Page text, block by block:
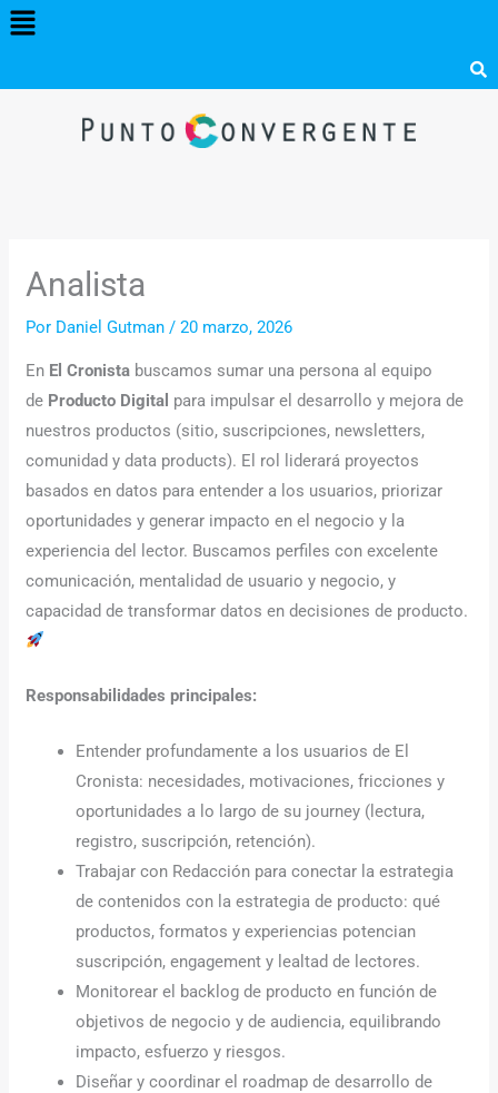
Menú
Analista
Por Daniel Gutman/20 marzo, 2026
En El Cronista buscamos sumar una persona al equipo
de Producto Digital para impulsar el desarrollo y mejora de
nuestros productos (sitio, suscripciones, newsletters,
comunidad y data products). El rol liderará proyectos
basados en datos para entender a los usuarios, priorizar
oportunidades y generar impacto en el negocio y la
experiencia del lector. Buscamos perfiles con excelente
comunicación, mentalidad de usuario y negocio, y
capacidad de transformar datos en decisiones de producto.
Responsabilidades principales:
Entender profundamente a los usuarios de El
Cronista: necesidades, motivaciones, fricciones y
oportunidades a lo largo de su journey (lectura,
registro, suscripción, retención).
Trabajar con Redacción para conectar la estrategia
de contenidos con la estrategia de producto: qué
productos, formatos y experiencias potencian
suscripción, engagement y lealtad de lectores.
Monitorear el backlog de producto en función de
objetivos de negocio y de audiencia, equilibrando
impacto, esfuerzo y riesgos.
Diseñar y coordinar el roadmap de desarrollo de